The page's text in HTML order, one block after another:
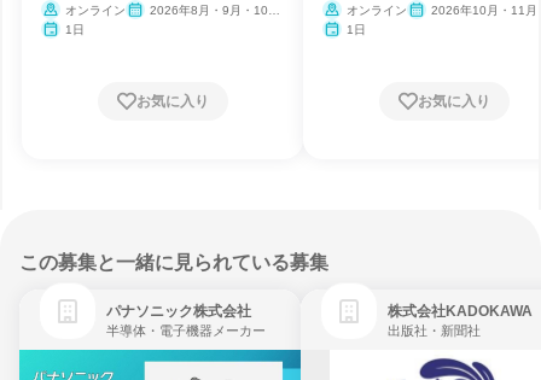
介
オンライン
2026年8月・9月・10
1日
お気に入り
オンライン
2026年10月・11月
1日
お気に入り
この募集と一緒に見られている募集
パナソニック株式会社
半導体・電子機器メーカー
株式会社KADOKAWA
出版社・新聞社